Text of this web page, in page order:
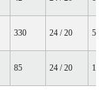
330 24 / 20 50
85 24 / 20 100